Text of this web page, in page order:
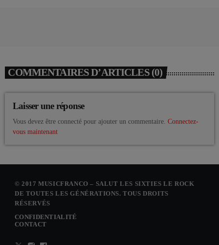
COMMENTAIRES D’ARTICLES (0)
Laisser une réponse
Vous devez être connecté pour ajouter un commentaire. Connectez-
vous maintenant
© 2017 MUSICFRANCO – SALUT LES SIXTIES LE ROCK
DE TOUTES LES GÉNÉRATIONS. TOUS DROITS
RÉSERVÉS
CONFIDENTIALITÉ
CONTACT